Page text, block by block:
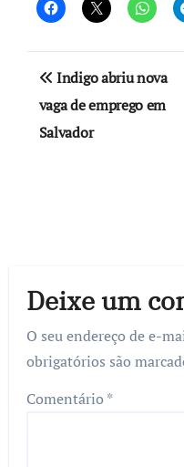
Navegação
de
Post
Indigo abriu nova
vaga de emprego em
Salvador
Deixe um
O seu endereço de e-
obrigatórios são
Comentário *